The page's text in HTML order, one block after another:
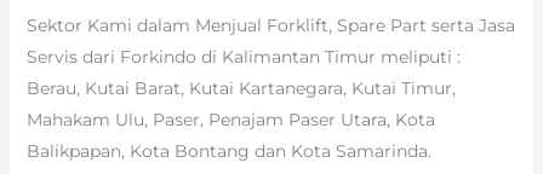
Sektor Kami dalam Menjual Forklift, Spare Part serta Jasa
Servis dari Forkindo di Kalimantan Timur meliputi :
Berau, Kutai Barat, Kutai Kartanegara, Kutai Timur,
Mahakam Ulu, Paser, Penajam Paser Utara, Kota
Balikpapan, Kota Bontang dan Kota Samarinda.